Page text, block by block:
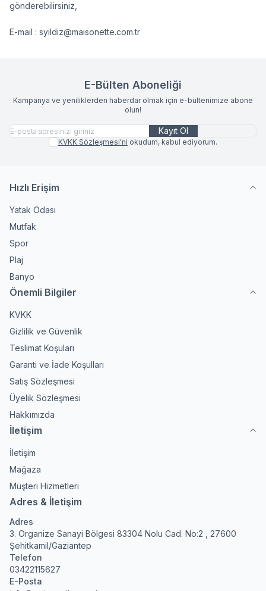
gönderebilirsiniz,
E-mail : syildiz@maisonette.com.tr
E-Bülten Aboneliği
Kampanya ve yeniliklerden haberdar olmak için e-bültenimize abone
olun!
Kayıt Ol
KVKK Sözleşmesi'ni okudum, kabul ediyorum.
Hızlı Erişim
Yatak Odası
Mutfak
Spor
Plaj
Banyo
Önemli Bilgiler
KVKK
Gizlilik ve Güvenlik
Teslimat Koşuları
Garanti ve İade Koşulları
Satış Sözleşmesi
Üyelik Sözleşmesi
Hakkımızda
İletişim
İletişim
Mağaza
Müşteri Hizmetleri
Adres & İletişim
Adres
3. Organize Sanayi Bölgesi 83304 Nolu Cad. No:2 , 27600
Şehitkamil/Gaziantep
Telefon
03422115627
E-Posta